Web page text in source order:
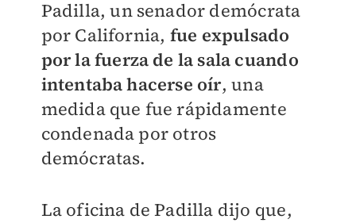
Padilla, un senador demócrata
por California, fue expulsado
por la fuerza de la sala cuando
intentaba hacerse oír, una
medida que fue rápidamente
condenada por otros
demócratas.
La oficina de Padilla dijo que,